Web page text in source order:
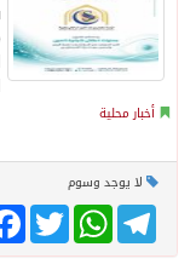
أخبار محلية
لا يوجد وسوم
Twitter
WhatsAppTelegram